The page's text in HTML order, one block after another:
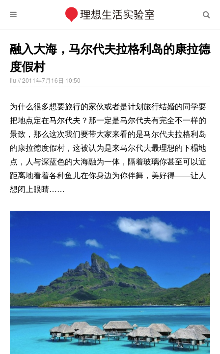
融入大海，马尔代夫拉格利岛的康拉德
度假村
liu // 2011年7月16日 10:50
为什么很多想要旅行的家伙或者是计划旅行结婚的同学要
把地点定在马尔代夫？那一定是马尔代夫有完全不一样的
景致，那么这次我们要带大家来看的是马尔代夫拉格利岛
的康拉德度假村，这被认为是来马尔代夫最理想的下榻地
点，人与深蓝色的大海融为一体，隔着玻璃你甚至可以近
距离地看着各种鱼儿在你身边为你伴舞，美好得——让人
想闭上眼睛……